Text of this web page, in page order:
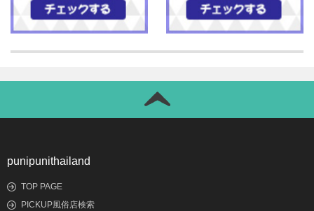
punipunithailand
TOP PAGE
PICKUP風俗店検索